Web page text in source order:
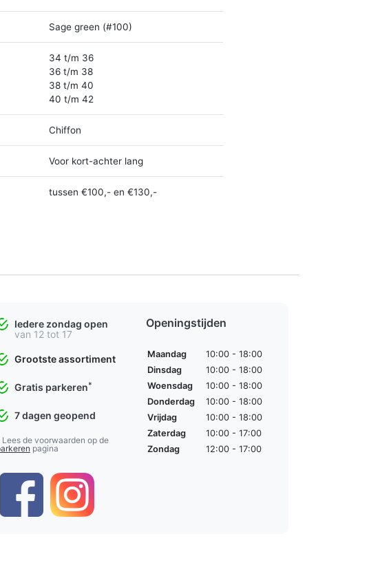
Sage green (#100)
34 t/m 36
36 t/m 38
38 t/m 40
40 t/m 42
Chiffon
Voor kort-achter lang
tussen €100,- en €130,-
Iedere zondag open
van 12 tot 17
Grootste assortiment
Gratis parkeren*
7 dagen geopend
Lees de voorwaarden op de
pagina
Openingstijden
Maandag
10:00 - 18:00
Dinsdag
10:00 - 18:00
Woensdag
10:00 - 18:00
Donderdag
10:00 - 18:00
Vrijdag
10:00 - 18:00
Zaterdag
10:00 - 17:00
Zondag
12:00 - 17:00